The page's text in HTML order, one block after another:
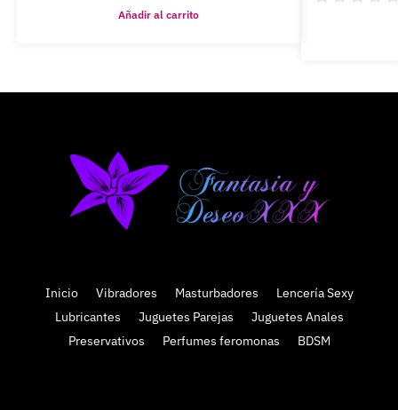
Añadir al carrito
Inicio Vibradores Masturbadores
Lencería Sexy
Lubricantes
Juguetes Parejas
Juguetes Anales
Preservativos
Perfumes feromonas BDSM